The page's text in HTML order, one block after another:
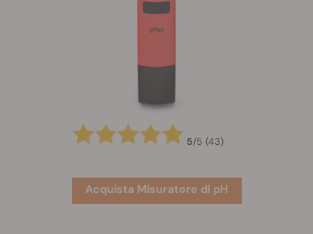
5/5 (43)
Acquista Misuratore di pH